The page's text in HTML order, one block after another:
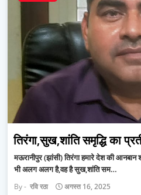
तिरंगा,सुख,शांति समृद्धि का
मऊरानीपुर (झांसी) तिरंगा हमारे देश की आनबान
भी अलग अलग है,वह है सुख,शांति सम…
रवि रठा अगस्त 16, 2025